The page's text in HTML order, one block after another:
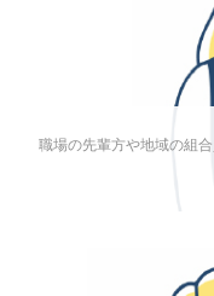
職場の先輩方や地域の組